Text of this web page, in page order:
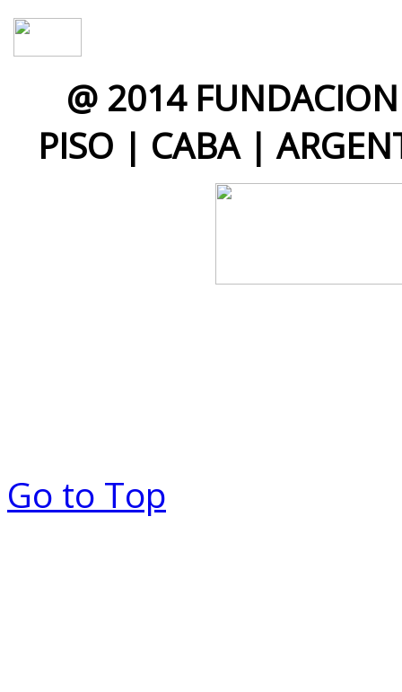
@ 2014
PISO | CABA |
Go to Top